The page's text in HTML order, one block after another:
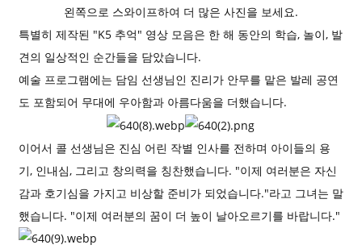
왼쪽으로 스와이프하여 더 많은 사진을 보세요.
특별히 제작된 "K5 추억" 영상 모음은 한 해 동안의 학습, 놀이, 발
견의 일상적인 순간들을 담았습니다.
예술 프로그램에는 담임 선생님인 진리가 안무를 맡은 발레 공연
도 포함되어 무대에 우아함과 아름다움을 더했습니다.
이어서 콜 선생님은 진심 어린 작별 인사를 전하며 아이들의 용
기, 인내심, 그리고 창의력을 칭찬했습니다. "이제 여러분은 자신
감과 호기심을 가지고 비상할 준비가 되었습니다."라고 그녀는 말
했습니다. "이제 여러분의 꿈이 더 높이 날아오르기를 바랍니다."